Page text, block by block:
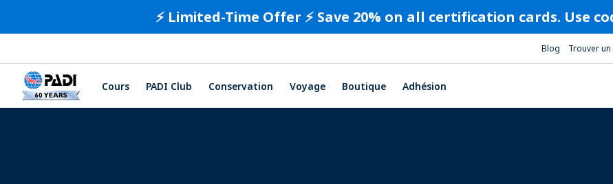
⚡️ Limited-Time Offer ⚡️ Save 20% on all certification cards. Use
Blog Trouver
Cours PADI Club Conservation Voyage Boutique Adhésion